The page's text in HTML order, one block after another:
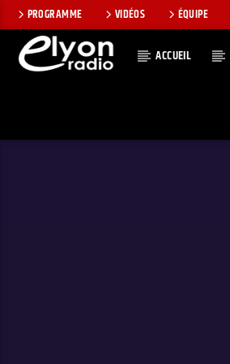
PROGRAMME VIDÉOS ÉQUIPE
ACCUEIL